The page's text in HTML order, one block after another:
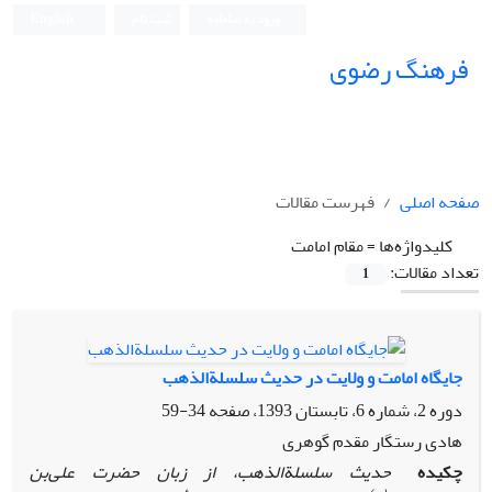
فرهنگ رضوی
صفحه اصلی
فهرست مقالات
کلیدواژه‌ها =مقام امامت
تعداد مقالات:
1
جایگاه امامت و ولایت در حدیث سلسلة‌الذهب
دوره 2، شماره 6، تابستان 1393، صفحه
34-59
هادی رستگار مقدم گوهری
چکیده
حدیث سلسلة‌الذهب، از زبان حضرت علی‌بن